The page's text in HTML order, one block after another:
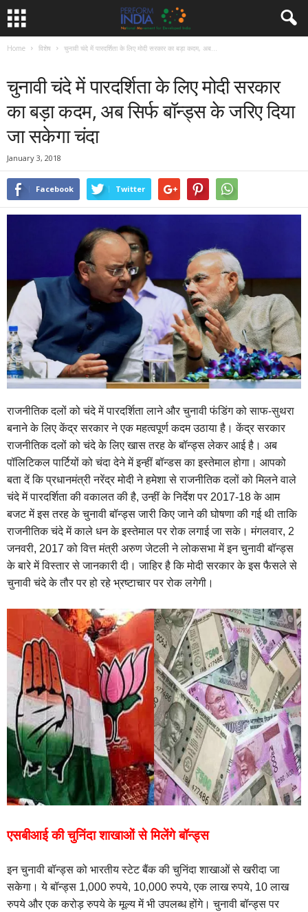
Home विशेष चुनावी चंदे में पारदर्शिता के लिए मोदी सरकार का बड़ा कदम, अब...
चुनावी चंदे में पारदर्शिता के लिए मोदी सरकार
का बड़ा कदम, अब सिर्फ बॉन्ड्स के जरिए दिया
जा सकेगा चंदा
January 3, 2018
Facebook Twitter
राजनीतिक दलों को चंदे में पारदर्शिता लाने और चुनावी फंडिंग को साफ-सुथरा
बनाने के लिए केंद्र सरकार ने एक महत्वपूर्ण कदम उठाया है। केंद्र सरकार
राजनीतिक दलों को चंदे के लिए खास तरह के बॉन्ड्स लेकर आई है। अब
पॉलिटिकल पार्टियों को चंदा देने में इन्हीं बॉन्डस का इस्तेमाल होगा। आपको
बता दें कि प्रधानमंत्री नरेंद्र मोदी ने हमेशा से राजनीतिक दलों को मिलने वाले
चंदे में पारदर्शिता की वकालत की है, उन्हीं के निर्देश पर 2017-18 के आम
बजट में इस तरह के चुनावी बॉन्ड्स जारी किए जाने की घोषणा की गई थी ताकि
राजनीतिक चंदे में काले धन के इस्तेमाल पर रोक लगाई जा सके। मंगलवार, 2
जनवरी, 2017 को वित्त मंत्री अरुण जेटली ने लोकसभा में इन चुनावी बॉन्ड्स
के बारे में विस्तार से जानकारी दी। जाहिर है कि मोदी सरकार के इस फैसले से
चुनावी चंदे के तौर पर हो रहे भ्रष्टाचार पर रोक लगेगी।
एसबीआई की चुनिंदा शाखाओं से मिलेंगे बॉन्ड्स
इन चुनावी बॉन्ड्स को भारतीय स्टेट बैंक की चुनिंदा शाखाओं से खरीदा जा
सकेगा। ये बॉन्ड्स 1,000 रुपये, 10,000 रुपये, एक लाख रुपये, 10 लाख
रुपये और एक करोड़ रुपये के मूल्य में भी उपलब्ध होंगे। चुनावी बॉन्ड्स पर